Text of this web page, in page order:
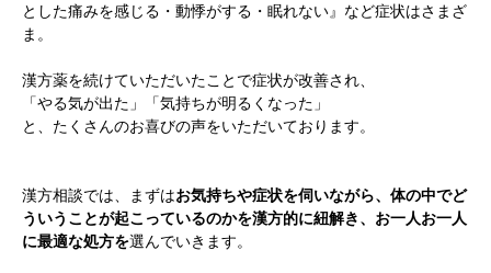
根本から身体を整えるとは
症状別 漢方の教え
とした痛みを感じる・動悸がする・眠れない』など症状はさまざ
ま。
漢方薬を続けていただいたことで症状が改善され、
「やる気が出た」「気持ちが明るくなった」
と、たくさんのお喜びの声をいただいております。
漢方相談では、まずはお気持ちや症状を伺いながら、体の中でど
ういうことが起こっているのかを漢方的に紐解き、お一人お一人
に最適な処方を選んでいきます。